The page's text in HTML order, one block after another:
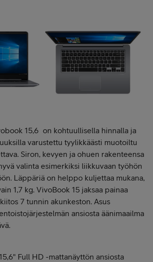
15,6 on kohtuullisella hinnalla ja
varustettu tyylikkäästi muotoiltu
Siron, kevyen ja ohuen rakenteensa
valinta esimerkiksi liikkuvaan työhön
Läppäriä on helppo kuljettaa mukana,
1,7 kg. VivoBook 15 jaksaa painaa
7 tunnin akunkeston. Asus
ansiosta äänimaailma
Full HD -mattanäyttön ansiosta